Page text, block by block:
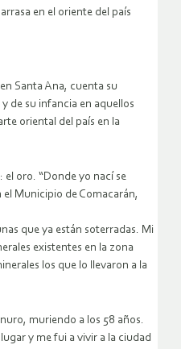
en el oriente del país
Santa Ana, cuenta su
de su infancia en aquellos
oriental del país en la
oro. “Donde yo nací se
Municipio de Comacarán,
que ya están soterradas. Mi
existentes en la zona
los que lo llevaron a la
muriendo a los 58 años.
y me fui a vivir a la ciudad